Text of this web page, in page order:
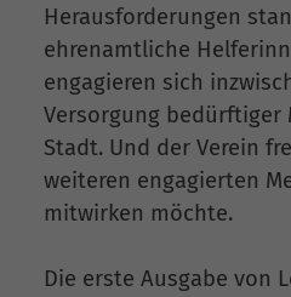
Herausforderungen
ehrenamtliche
engagieren sich
Versorgung bedürftiger
Stadt. Und der Verein
weiteren engagierten
mitwirken möchte.
Die erste Ausgabe von